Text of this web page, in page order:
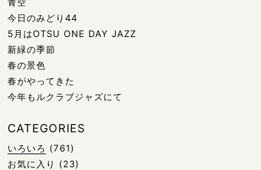
今日のみどり44
5月はOTSU ONE DAY JAZZ
新緑の季節
春の景色
春がやってきた
今年もルクラブジャズにて
CATEGORIES
いろいろ (761)
お気に入り
(23)